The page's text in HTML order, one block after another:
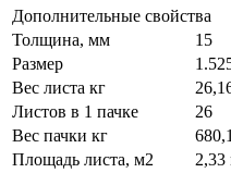
Дополнительные свойства
Толщина, мм
15
Размер
Вес листа кг
Листов в 1 пачке
26
Вес пачки кг
Площадь листа, м2
2,33